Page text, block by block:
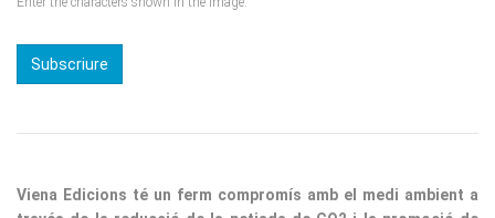
través de la reducció de la petjada de CO2 i la promoció de